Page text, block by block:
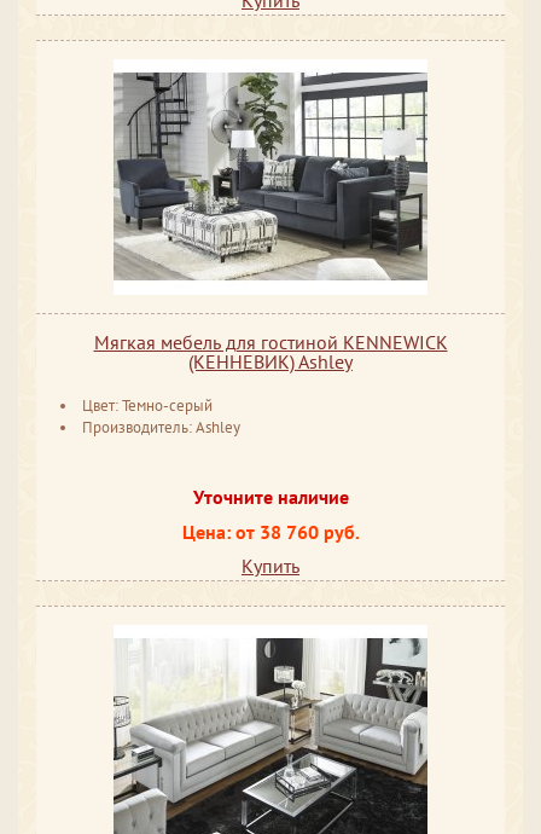
Мягкая мебель для гостиной KENNEWICK
(КЕННЕВИК) Ashley
Цвет: Темно-серый
Производитель: Ashley
Уточните наличие
Цена: от 38 760 руб.
Купить